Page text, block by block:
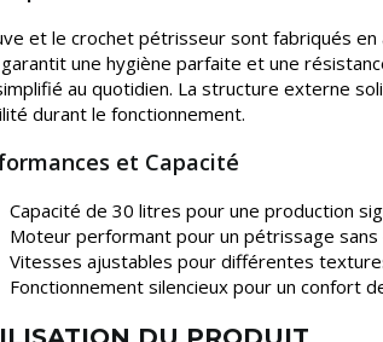
et le crochet pétrisseur sont fabriqués en
une hygiène parfaite et une
au quotidien. La structure externe
durant le fonctionnement.
et Capacité
Capacité de 30 litres pour une production
Moteur performant pour un pétrissage
Vitesses ajustables pour différentes
Fonctionnement silencieux pour un confort